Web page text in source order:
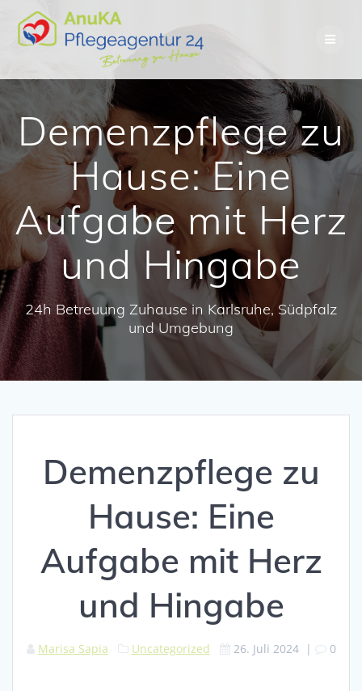
content
Demenzpflege zu
Hause: Eine
Aufgabe mit Herz
und Hingabe
24h Betreuung Zuhause in Karlsruhe, Südpfalz
und Umgebung
Demenzpflege zu
Hause: Eine
Aufgabe mit Herz
und Hingabe
Marisa Sapia Uncategorized 26. Juli 2024| 0